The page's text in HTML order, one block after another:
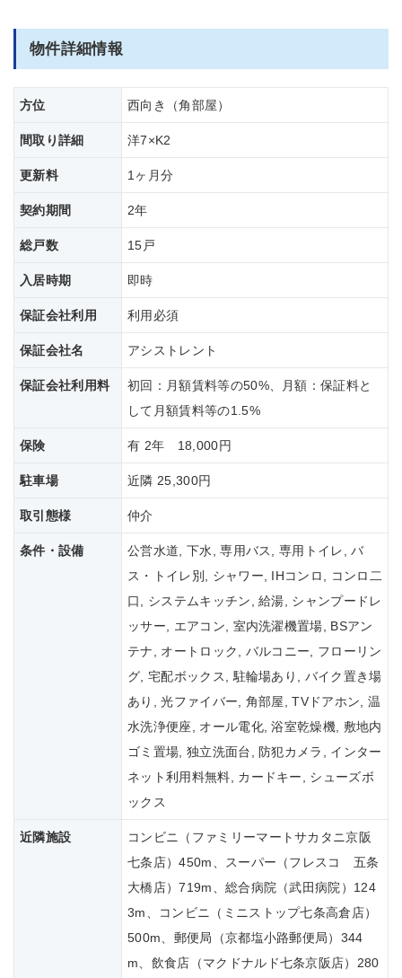
物件詳細情報
方位 西向き（角部屋）
間取り詳細 洋7×K2
更新料 1ヶ月分
契約期間 2年
総戸数 15戸
入居時期 即時
保証会社利用 利用必須
保証会社名 アシストレント
保証会社利用料
初回：月額賃料等の50%、月額：保証料と
して月額賃料等の1.5%
保険 有 2年 18,000円
駐車場 近隣 25,300円
取引態様 仲介
条件・設備
公営水道, 下水, 専用バス, 専用トイレ, バ
ス・トイレ別, シャワー, IHコンロ, コンロ二
口, システムキッチン, 給湯, シャンプードレ
ッサー, エアコン, 室内洗濯機置場, BSアン
テナ, オートロック, バルコニー, フローリン
グ, 宅配ボックス, 駐輪場あり, バイク置き場
あり, 光ファイバー, 角部屋, TVドアホン, 温
水洗浄便座, オール電化, 浴室乾燥機, 敷地内
ゴミ置場, 独立洗面台, 防犯カメラ, インター
ネット利用料無料, カードキー, シューズボ
ックス
近隣施設
コンビニ（ファミリーマートサカタニ京阪
七条店）450m、スーパー（フレスコ 五条
大橋店）719m、総合病院（武田病院）124
3m、コンビニ（ミニストップ七条高倉店）
500m、郵便局（京都塩小路郵便局）344
m、飲食店（マクドナルド七条京阪店）280